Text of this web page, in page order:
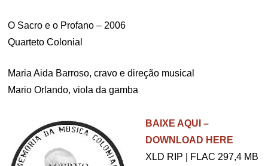
O Sacro e o Profano – 2006
Quarteto Colonial
Maria Aida Barroso, cravo e direção musical
Mario Orlando, viola da gamba
BAIXE AQUI –
DOWNLOAD HERE
XLD RIP | FLAC 297,4 MB